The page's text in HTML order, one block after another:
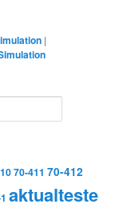
|
70-411 70-412
aktualteste